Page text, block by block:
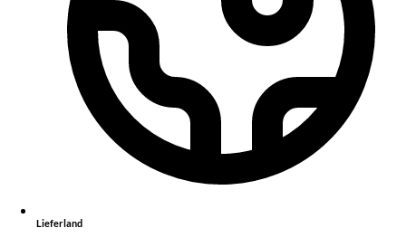
Lieferland